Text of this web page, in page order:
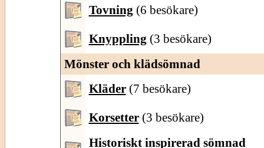
Tovning (6 besökare)
Knyppling (3 besökare)
Mönster och klädsömnad
Kläder (7 besökare)
Korsetter (3 besökare)
Historiskt inspirerad sömnad